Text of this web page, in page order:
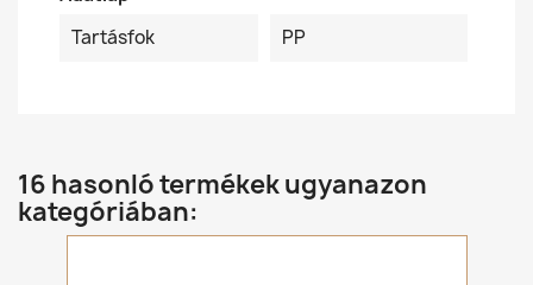
Tartásfok
PP
16 hasonló termékek ugyanazon
kategóriában: